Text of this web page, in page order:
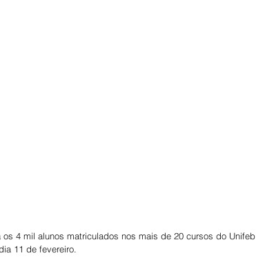
4 mil alunos matriculados nos mais de 20 cursos do Unifeb
11 de fevereiro.